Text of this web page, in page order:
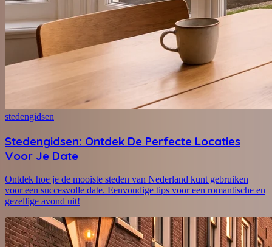
stedengidsen
Stedengidsen: Ontdek De Perfecte Locaties
Voor Je Date
Ontdek hoe je de mooiste steden van Nederland kunt gebruiken
voor een succesvolle date. Eenvoudige tips voor een romantische en
gezellige avond uit!